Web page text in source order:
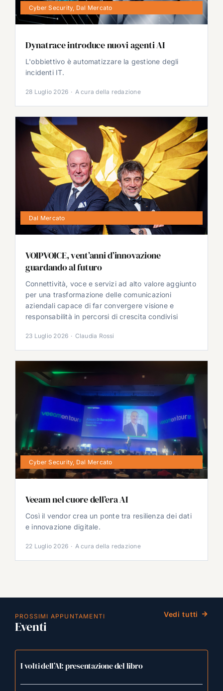
Cyber Security, Dal Mercato
Dynatrace introduce nuovi agenti AI
L'obbiettivo è automatizzare la gestione degli
incidenti IT.
28 Luglio 2026 · A cura della redazione
Dal Mercato
VOIPVOICE, vent’anni d’innovazione
guardando al futuro
Connettività, voce e servizi ad alto valore aggiunto
per una trasformazione delle comunicazioni
aziendali capace di far convergere visione e
responsabilità in percorsi di crescita condivisi
23 Luglio 2026 · Claudia Rossi
Cyber Security, Dal Mercato
Veeam nel cuore dell’era AI
Così il vendor crea un ponte tra resilienza dei dati
e innovazione digitale.
22 Luglio 2026 · A cura della redazione
PROSSIMI APPUNTAMENTI
Eventi
Vedi tutti
I volti dell’AI: presentazione del libro